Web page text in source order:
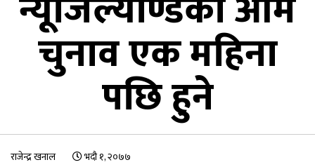
चुनाव एक महिना
पछि हुने
राजेन्द्र खनाल भदौ १, २०७७